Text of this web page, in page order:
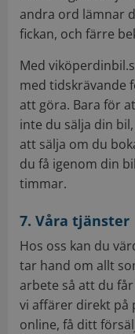
andra ord lämnar
fickan, och färre
Med
med tidskrävande
att göra. Bara för
inte du sälja din
att sälja om du
du få igenom din
timmar.
7. Våra tjänster
Hos oss kan du
tar hand om allt
arbete så att du
vi affärer direkt på
online, få ditt